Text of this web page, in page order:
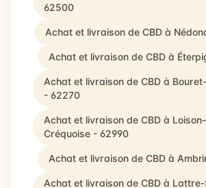
62500
Achat et livraison de CBD à
Achat et livraison de CBD à
Achat et livraison de CBD à
- 62270
Achat et livraison de CBD à
Créquoise - 62990
Achat et livraison de CBD à
Achat et livraison de CBD à